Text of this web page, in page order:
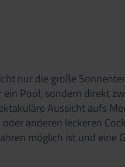
nur die große
Pool, sondern direkt
Aussicht aufs
anderen leckeren
möglich ist und eine